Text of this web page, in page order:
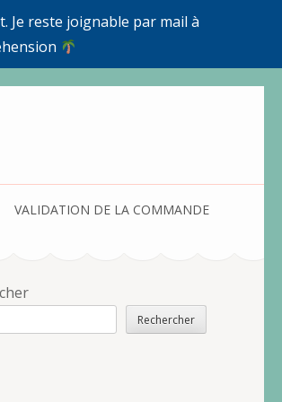
Je reste joignable par mail à
VALIDATION DE LA COMMANDE
Rechercher